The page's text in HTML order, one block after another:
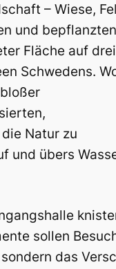
– Wiese,
und bepflanzten
Fläche auf drei
Schwedens.
Natur zu
übers
sollen
das